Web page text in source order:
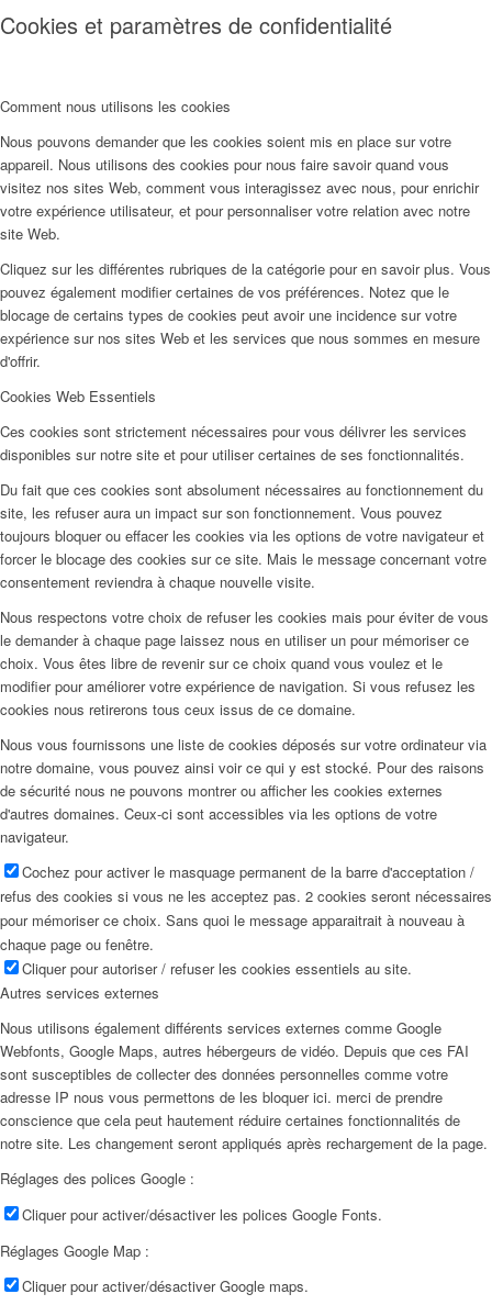
Cookies et paramètres de confidentialité
Comment nous utilisons les cookies
Nous pouvons demander que les cookies soient mis en place sur votre
appareil. Nous utilisons des cookies pour nous faire savoir quand vous
visitez nos sites Web, comment vous interagissez avec nous, pour enrichir
votre expérience utilisateur, et pour personnaliser votre relation avec notre
site Web.
Cliquez sur les différentes rubriques de la catégorie pour en savoir plus. Vous
pouvez également modifier certaines de vos préférences. Notez que le
blocage de certains types de cookies peut avoir une incidence sur votre
expérience sur nos sites Web et les services que nous sommes en mesure
d'offrir.
Cookies Web Essentiels
Ces cookies sont strictement nécessaires pour vous délivrer les services
disponibles sur notre site et pour utiliser certaines de ses fonctionnalités.
Du fait que ces cookies sont absolument nécessaires au fonctionnement du
site, les refuser aura un impact sur son fonctionnement. Vous pouvez
toujours bloquer ou effacer les cookies via les options de votre navigateur et
forcer le blocage des cookies sur ce site. Mais le message concernant votre
consentement reviendra à chaque nouvelle visite.
Nous respectons votre choix de refuser les cookies mais pour éviter de vous
le demander à chaque page laissez nous en utiliser un pour mémoriser ce
choix. Vous êtes libre de revenir sur ce choix quand vous voulez et le
modifier pour améliorer votre expérience de navigation. Si vous refusez les
cookies nous retirerons tous ceux issus de ce domaine.
Nous vous fournissons une liste de cookies déposés sur votre ordinateur via
notre domaine, vous pouvez ainsi voir ce qui y est stocké. Pour des raisons
de sécurité nous ne pouvons montrer ou afficher les cookies externes
d'autres domaines. Ceux-ci sont accessibles via les options de votre
navigateur.
Cochez pour activer le masquage permanent de la barre d'acceptation /
refus des cookies si vous ne les acceptez pas. 2 cookies seront nécessaires
pour mémoriser ce choix. Sans quoi le message apparaitrait à nouveau à
chaque page ou fenêtre.
Cliquer pour autoriser / refuser les cookies essentiels au site.
Autres services externes
Nous utilisons également différents services externes comme Google
Webfonts, Google Maps, autres hébergeurs de vidéo. Depuis que ces FAI
sont susceptibles de collecter des données personnelles comme votre
adresse IP nous vous permettons de les bloquer ici. merci de prendre
conscience que cela peut hautement réduire certaines fonctionnalités de
notre site. Les changement seront appliqués après rechargement de la page.
Réglages des polices Google :
Cliquer pour activer/désactiver les polices Google Fonts.
Réglages Google Map :
Cliquer pour activer/désactiver Google maps.